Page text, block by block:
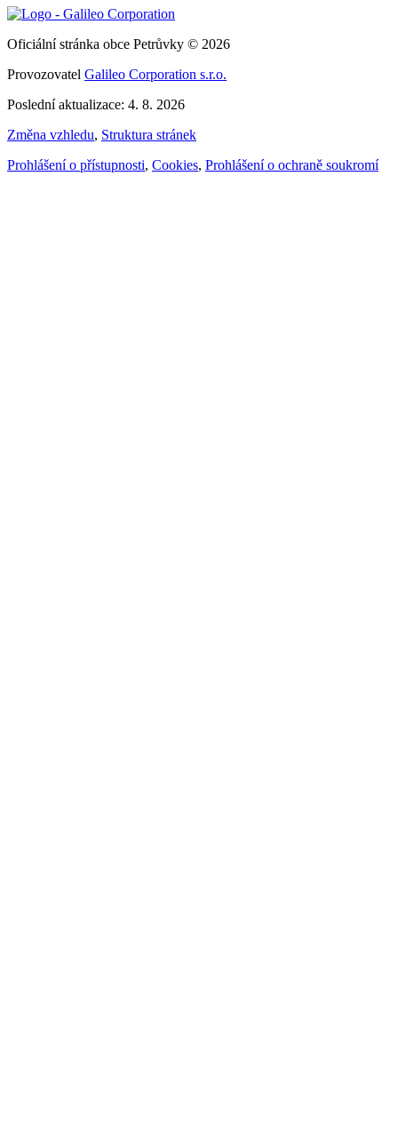
Oficiální stránka obce Petrůvky © 2026
Provozovatel Galileo Corporation s.r.o.
Poslední aktualizace: 4. 8. 2026
Změna vzhledu, Struktura stránek
Prohlášení o přístupnosti, Cookies, Prohlášení o ochraně soukromí